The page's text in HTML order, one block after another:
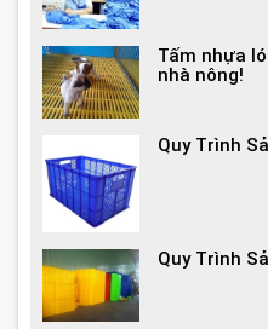
Tấm nhựa
nhà nông!
Quy Trình
Quy Trình